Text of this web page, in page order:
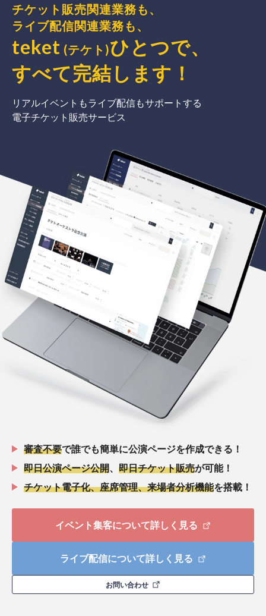
チケット販売関連業務も、
ライブ配信関連業務も、
teket (テケト)ひとつで、
すべて完結 します ！
リアルイベントもライブ配信もサポートする
電子チケット販売サービス
審査不要で誰でも簡単に公演ページを作成できる！
即日公演ページ公開、 即日チケット販売が可能！
チケット電子化、座席管理、来場者分析機能を搭載！
イベント集客について詳しく見る
ライブ配信について詳しく見る
お問い合わせ